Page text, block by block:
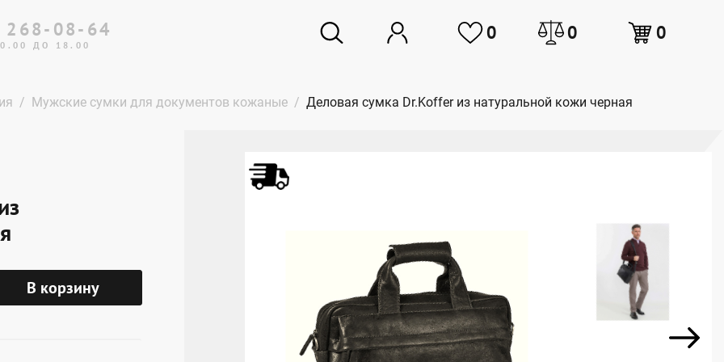
268-08-64
ДО 18.00
0 0 0
Мужские сумки для документов кожаные Деловая сумка Dr.Koffer из натуральной кожи черная
В корзину